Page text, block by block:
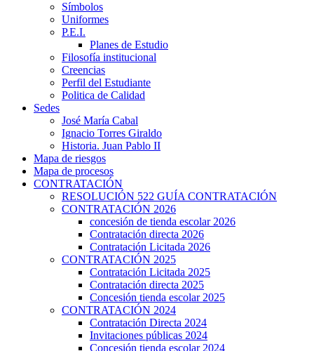
Símbolos
Uniformes
P.E.I.
Planes de Estudio
Filosofía institucional
Creencias
Perfil del Estudiante
Politica de Calidad
Sedes
José María Cabal
Ignacio Torres Giraldo
Historia. Juan Pablo II
Mapa de riesgos
Mapa de procesos
CONTRATACIÓN
RESOLUCIÓN 522 GUÍA CONTRATACIÓN
CONTRATACIÓN 2026
concesión de tienda escolar 2026
Contratación directa 2026
Contratación Licitada 2026
CONTRATACIÓN 2025
Contratación Licitada 2025
Contratación directa 2025
Concesión tienda escolar 2025
CONTRATACIÓN 2024
Contratación Directa 2024
Invitaciones públicas 2024
Concesión tienda escolar 2024